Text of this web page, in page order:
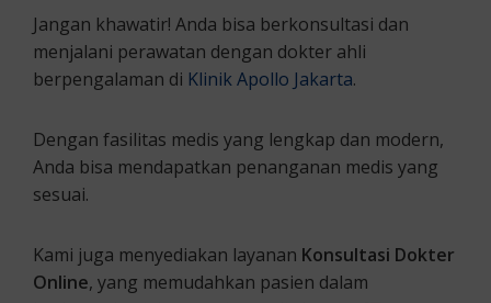
Jangan khawatir! Anda bisa berkonsultasi dan
menjalani perawatan dengan dokter ahli
berpengalaman di Klinik Apollo Jakarta.
Dengan fasilitas medis yang lengkap dan modern,
Anda bisa mendapatkan penanganan medis yang
sesuai.
Kami juga menyediakan layanan Konsultasi Dokter
Online, yang memudahkan pasien dalam